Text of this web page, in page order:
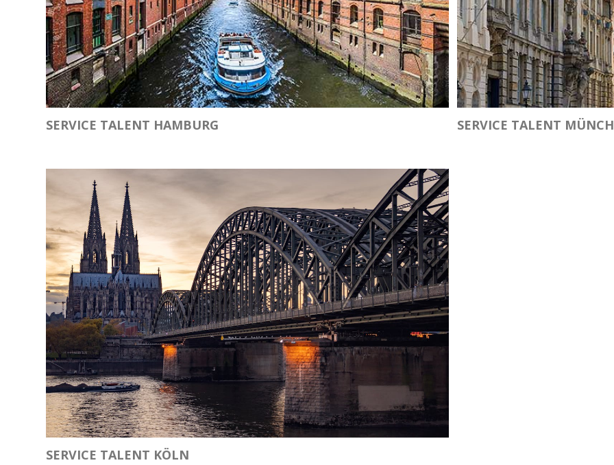
SERVICE TALENT HAMBURG SERVICE TALENT
SERVICE TALENT KÖLN